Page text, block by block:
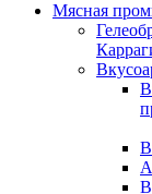
Мясная